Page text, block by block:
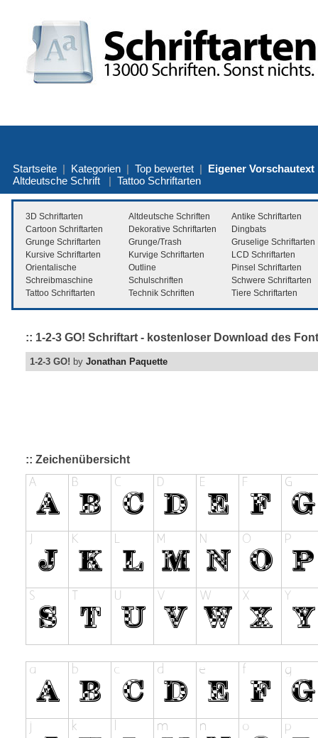
Startseite | Kategorien | Top bewertet | Eigener Vorschautext
Altdeutsche Schrift | Tattoo Schriftarten
3D Schriftarten Altdeutsche Schriften
Antike Schriftarten
Cartoon Schriftarten
Dekorative Schriftarten
Dingbats
Grunge Schriftarten
Grunge/Trash
Gruselige Schriftarten
Kursive Schriftarten
Kurvige Schriftarten
LCD Schriftarten
Orientalische
Outline
Pinsel Schriftarten
Schreibmaschine
Schulschriften
Schwere Schriftarten
Tattoo Schriftarten
Technik Schriften Tiere Schriftarten
:: 1-2-3 GO! Schriftart - kostenloser Download des
1-2-3 GO! by Jonathan Paquette
:: Zeichenübersicht